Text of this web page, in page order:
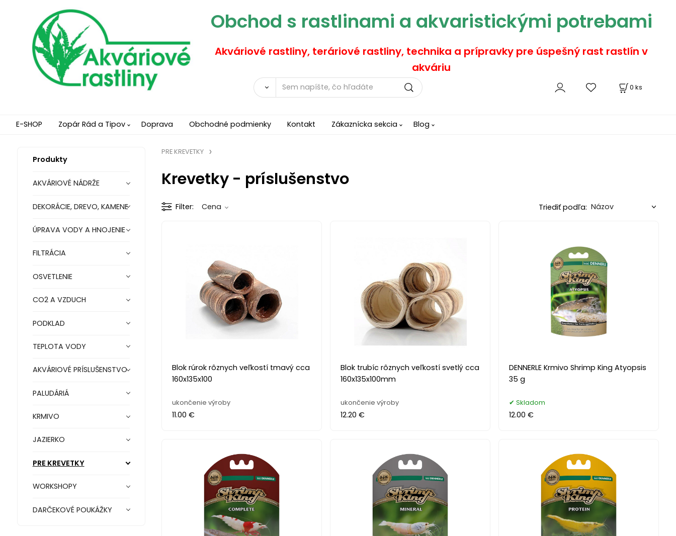
Obchod s rastlinami a akvaristickými potrebami
Akváriové rastliny, teráriové rastliny, technika a prípravky pre úspešný rast rastlín v
akváriu
0 ks
E-SHOP Zopár Rád a Tipov Doprava Obchodné podmienky Kontakt Zákaznícka sekcia Blog
Produkty
AKVÁRIOVÉ NÁDRŽE
DEKORÁCIE, DREVO, KAMENE
ÚPRAVA VODY A HNOJENIE
FILTRÁCIA
OSVETLENIE
CO2 A VZDUCH
PODKLAD
TEPLOTA VODY
AKVÁRIOVÉ PRÍSLUŠENSTVO
PALUDÁRIÁ
KRMIVO
JAZIERKO
PRE KREVETKY
WORKSHOPY
DARČEKOVÉ POUKÁŽKY
PRE KREVETKY
Krevetky - príslušenstvo
Filter Cena Triediť podľa:
Blok rúrok rôznych veľkostí tmavý cca
160x135x100
ukončenie výroby
11.00 €
Blok trubíc rôznych veľkostí svetlý cca
160x135x100mm
ukončenie výroby
12.20 €
DENNERLE Krmivo Shrimp King Atyopsis
35 g
Skladom
12.00 €